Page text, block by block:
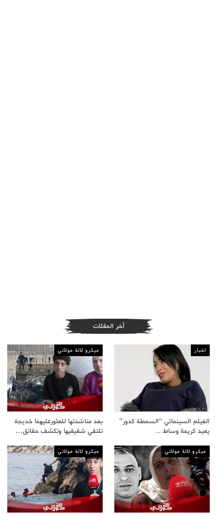
أخر المقلات
اخبار
الفيلم السينمائي “السمطة كدور”
يعيد كريمة وساط…
ميكرو لالة مولاتي
بعد مناشدتها للعثورعليهما خديجة
تلتقي شقيقيها وتكشف حقائق…
ميكرو لالة مولاتي ميكرو لالة مولاتي